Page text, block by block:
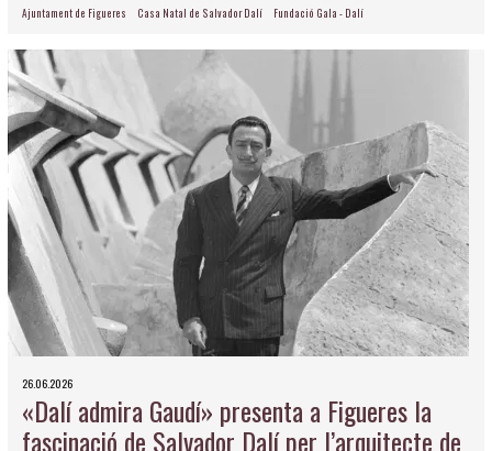
Ajuntament de Figueres Casa Natal de Salvador Dalí Fundació Gala - Dalí
26.06.2026
«Dalí admira Gaudí» presenta a Figueres la
fascinació de Salvador Dalí per l’arquitecte de